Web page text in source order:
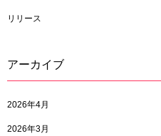
リリース
アーカイブ
2026年4月
2026年3月